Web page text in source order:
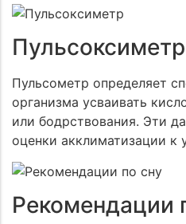
Пульсоксиметр
Пульсометр определяет
организма усваивать
или бодрствования. Эти
оценки акклиматизации к
Рекомендации